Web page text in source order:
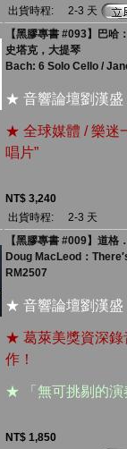
出貨時程:
2-3 天
【黑膠專書 #093】巴
史塔克，大提琴
Bach: 6 Solo Cello /
★ 音響論壇劉漢盛
★ 全球媒體 / 樂迷
唱片”
NT$ 3,240
出貨時程:
2-3 天
【黑膠專書 #009】道
Doug MacLeod：
RM2507
★ 音響論壇劉漢盛
★ 葛萊美獎資深錄
作！
★ 「無可挑剔的演
NT$ 1,850